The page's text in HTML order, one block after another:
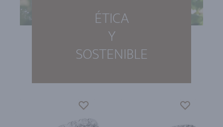
ÉTICA
Y
SOSTENIBLE